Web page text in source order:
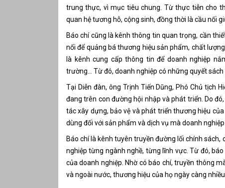
trung thực, vì mục tiêu chung. Từ thực tiễn cho
quan hệ tương hỗ, cộng sinh, đồng thời là cầu nối
Báo chí cũng là kênh thông tin quan trọng, cần
nối để quảng bá thương hiệu sản phẩm, chất
là kênh cung cấp thông tin để doanh nghiệp
trường… Từ đó, doanh nghiệp có những quyết
Tại Diễn đàn, ông Trịnh Tiến Dũng, Phó Chủ tịch
đang trên con đường hội nhập và phát triển. Do
tác xây dựng, bảo vệ và phát triển thương hiệu
dùng đối với sản phẩm và dịch vụ mà doanh nghiệp
Báo chí là kênh tuyên truyền đường lối chính sách,
nghiệp từng ngành nghề, từng lĩnh vực. Từ đó,
của doanh nghiệp. Nhờ có báo chí, truyền thông
và ngoài nước, thương hiệu của họ ngày càng